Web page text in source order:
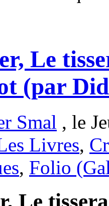
Le
(par
Smal , le
Livres,
, Folio
Le